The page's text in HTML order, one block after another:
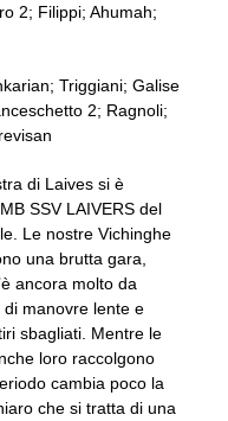
2; Filippi; Ahumah;
Triggiani; Galise
2; Ragnoli;
di Laives si è
SSV LAIVERS del
Le nostre Vichinghe
una brutta gara,
ancora molto da
manovre lente e
sbagliati. Mentre le
loro raccolgono
cambia poco la
che si tratta di una